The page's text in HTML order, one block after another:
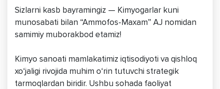
Sizlarni kasb bayramingiz — Kimyogarlar kuni
munosabati bilan “Ammofos-Maxam” AJ nomidan
samimiy muborakbod etamiz!
Kimyo sanoati mamlakatimiz iqtisodiyoti va qishloq
xo‘jaligi rivojida muhim o‘rin tutuvchi strategik
tarmoqlardan biridir. Ushbu sohada faoliyat